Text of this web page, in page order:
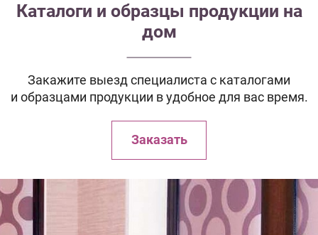
Каталоги и образцы продукции на
дом
Закажите выезд специалиста с каталогами
и образцами продукции в удобное для вас время.
Заказать